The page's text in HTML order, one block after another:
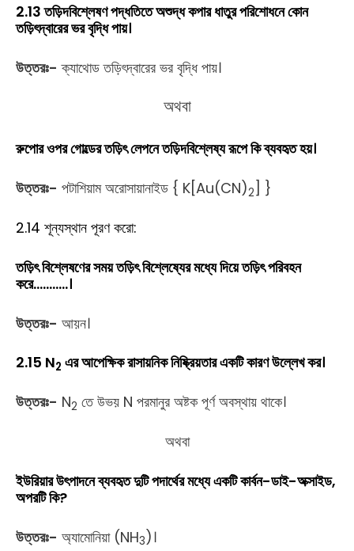
2.13 তড়িদবিশ্লেষণ পদ্ধতিতে অশুদ্ধ কপার ধাতুর পরিশোধনে কোন
তড়িৎদ্বারের ভর বৃদ্ধি পায়।
উত্তরঃ- ক্যাথোড তড়িৎদ্বারের ভর বৃদ্ধি পায়।
অথবা
রুপোর ওপর গোল্ডের তড়িৎ লেপনে তড়িদবিশ্লেষ্য রূপে কি ব্যবহৃত হয়।
উত্তরঃ- পটাশিয়াম অরোসায়ানাইড { K[Au(CN)2
] }
2.14 শূন্যস্থান পূরণ করো:
তড়িৎ বিশ্লেষণের সময় তড়িৎ বিশ্লেষ্যের মধ্যে দিয়ে তড়িৎ পরিবহন
করে………..।
উত্তরঃ- আয়ন।
2.15 N2 এর আপেক্ষিক রাসায়নিক নিষ্ক্রিয়তার একটি কারণ উল্লেখ কর।
উত্তরঃ- N2 তে উভয় N পরমানুর অষ্টক পূর্ণ অবস্থায় থাকে।
অথবা
ইউরিয়ার উৎপাদনে ব্যবহৃত দুটি পদার্থের মধ্যে একটি কার্বন-ডাই-অক্সাইড,
অপরটি কি?
উত্তরঃ- অ্যামোনিয়া (NH3)।